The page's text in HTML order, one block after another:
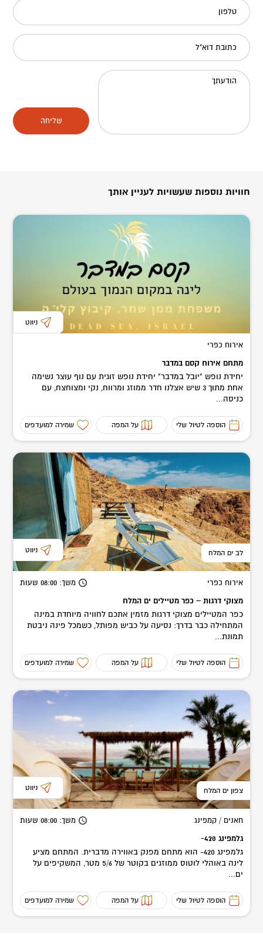
טלפון
כתובת דוא"ל
הודעתך
שליחה
חוויות נוספות שעשויות לעניין אותך
ניווט
אירוח כפרי
מתחם אירוח קסם במדבר
יחידת נופש "יובל במדבר" יחידת נופש זוגית עם נוף עוצר נשימה
אחת מתוך 3 שיש אצלנו חדר ממוזג ומרווח, נקי ומצוחצח, עם
כניסה...
הוספה לטיול שלי על המפה שמירה למועדפים
לב ים המלח ניווט
אירוח כפרי משך: 08:00 שעות
מצוקי דרגות – כפר מטיילים ים המלח
כפר המטיילים מצוקי דרגות מזמין אתכם לחוויה מיוחדת במינה
המתחילה כבר בדרך: נסיעה על כביש מפותל, כשמכל פינה ניבטת
תמונת...
הוספה לטיול שלי על המפה שמירה למועדפים
צפון ים המלח ניווט
חאנים / קמפינג משך: 08:00 שעות
גלמפינג 420-
גלמפינג 420- הוא מתחם מפנק באווירה מדברית. המתחם מציע
לינה באוהלי לוטוס ממוזגים בקוטר של 5/6 מטר, המשקיפים על
ים...
הוספה לטיול שלי על המפה שמירה למועדפים